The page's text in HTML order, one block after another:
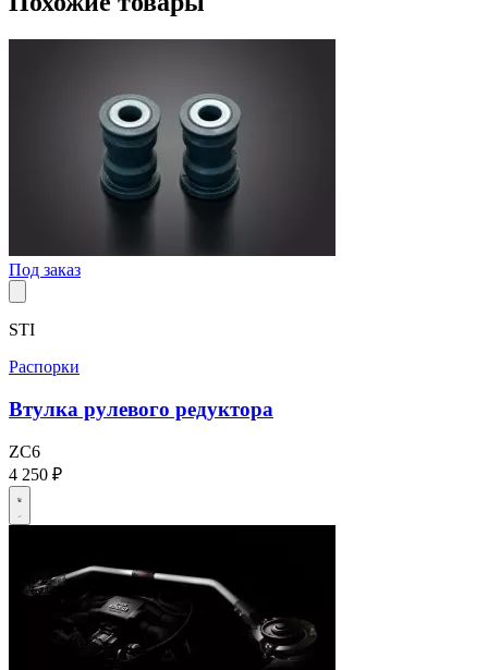
Под заказ
STI
Распорки
Втулка рулевого редуктора
ZC6
4 250 ₽